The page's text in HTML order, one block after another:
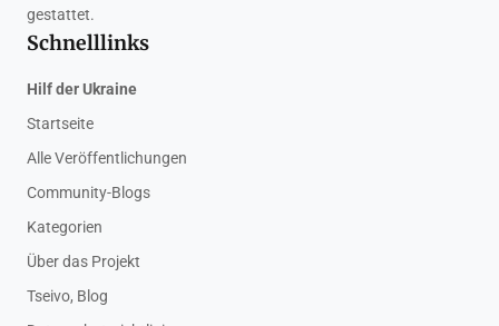
gestattet.
Schnelllinks
Hilf der Ukraine
Startseite
Alle Veröffentlichungen
Community-Blogs
Kategorien
Über das Projekt
Tseivo, Blog